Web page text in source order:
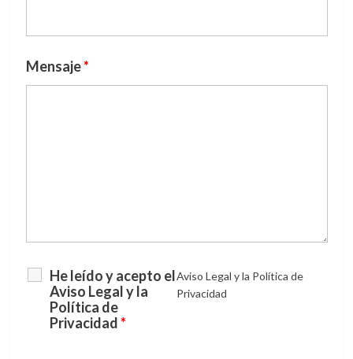
Mensaje*
He leído y acepto el
Aviso Legal y la
Política de
Privacidad*
Aviso Legal y la Política de
Privacidad